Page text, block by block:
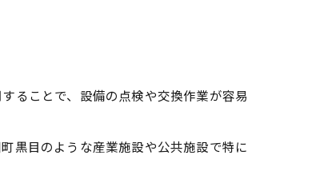
ることで、設備の点検や交換作業が容易
黒目のような産業施設や公共施設で特に